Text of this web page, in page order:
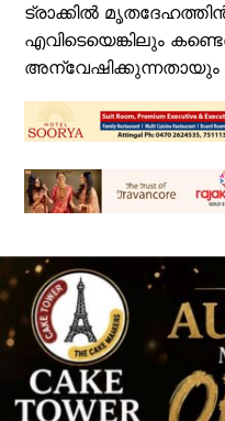
ട്രാക്കിൽ
എവിടെയെങ്കിലും